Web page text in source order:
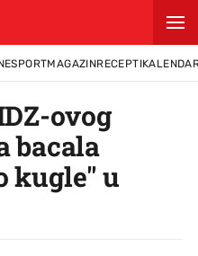
SPORTMAGAZINRECEPTI
ovog
bacala
kugle" u